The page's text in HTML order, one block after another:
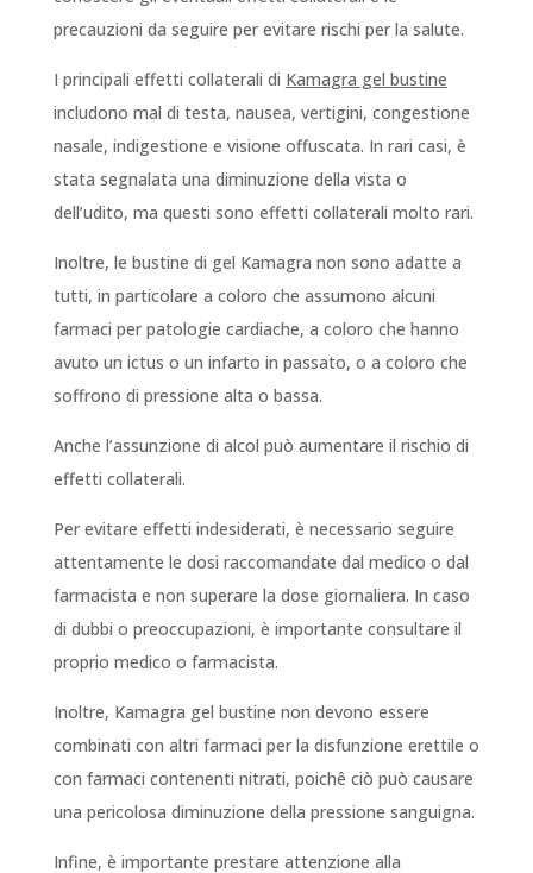
precauzioni da seguire per evitare rischi per la salute.
I principali effetti collaterali di Kamagra gel bustine
includono mal di testa, nausea, vertigini, congestione
nasale, indigestione e visione offuscata. In rari casi, è
stata segnalata una diminuzione della vista o
dell’udito, ma questi sono effetti collaterali molto rari.
Inoltre, le bustine di gel Kamagra non sono adatte a
tutti, in particolare a coloro che assumono alcuni
farmaci per patologie cardiache, a coloro che hanno
avuto un ictus o un infarto in passato, o a coloro che
soffrono di pressione alta o bassa.
Anche l’assunzione di alcol può aumentare il rischio di
effetti collaterali.
Per evitare effetti indesiderati, è necessario seguire
attentamente le dosi raccomandate dal medico o dal
farmacista e non superare la dose giornaliera. In caso
di dubbi o preoccupazioni, è importante consultare il
proprio medico o farmacista.
Inoltre, Kamagra gel bustine non devono essere
combinati con altri farmaci per la disfunzione erettile o
con farmaci contenenti nitrati, poichê ciò può causare
una pericolosa diminuzione della pressione sanguigna.
Infine, è importante prestare attenzione alla